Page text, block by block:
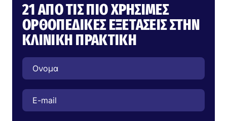
21 ΑΠΌ ΤΙΣ ΠΙΟ ΧΡΉΣΙΜΕΣ
ΟΡΘΟΠΕΔΙΚΈΣ ΕΞΕΤΆΣΕΙΣ ΣΤΗΝ
ΚΛΙΝΙΚΉ ΠΡΑΚΤΙΚΉ